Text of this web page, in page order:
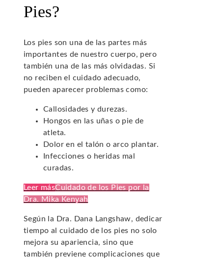
Pies?
Los pies son una de las partes más
importantes de nuestro cuerpo, pero
también una de las más olvidadas. Si
no reciben el cuidado adecuado,
pueden aparecer problemas como:
Callosidades y durezas.
Hongos en las uñas o pie de
atleta.
Dolor en el talón o arco plantar.
Infecciones o heridas mal
curadas.
Leer másCuidado de los Pies por la
Dra. Mika Kenyah
Según la Dra. Dana Langshaw, dedicar
tiempo al cuidado de los pies no solo
mejora su apariencia, sino que
también previene complicaciones que